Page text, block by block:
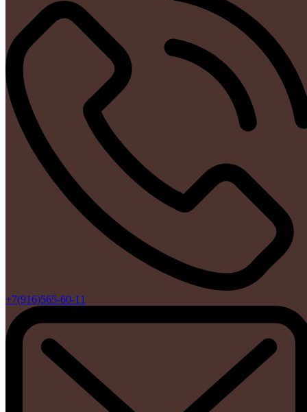
+7(916)565-60-11